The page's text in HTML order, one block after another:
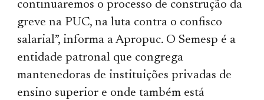
continuaremos o processo de construção da
greve na PUC, na luta contra o confisco
salarial”, informa a Apropuc. O Semesp é a
entidade patronal que congrega
mantenedoras de instituições privadas de
ensino superior e onde também está